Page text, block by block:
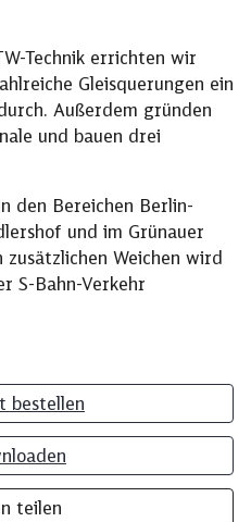
Technik errichten wir
Gleisquerungen ein
Außerdem gründen
und bauen drei
den Bereichen Berlin-
und im Grünauer
Weichen wird
S-Bahn-Verkehr
bestellen
teilen